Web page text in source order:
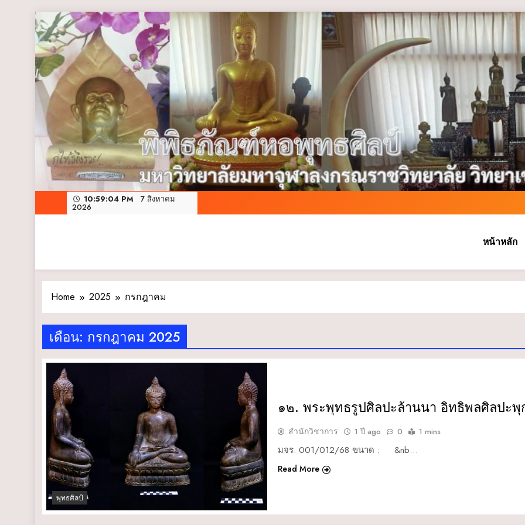
Skip
to
content
10:59:05 PM 7 สิงหาคม
2026
หน้าหลัก
Home 2025 กรกฎาคม
เดือน: กรกฎาคม 2025
พุทธศิลป์
๑๒. พระพุทธรูปศิลปะล้านนา อิทธิพลศิลปะพุ
สำนักวิชาการ 1 ปี ago 0 1 mins
มจร. 001/012/68 ขนาด : &nb…
Read More